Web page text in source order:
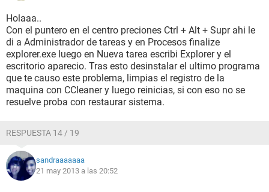
Holaaa..
Con el puntero en el centro preciones Ctrl + Alt + Supr ahi le
di a Administrador de tareas y en Procesos finalize
explorer.exe luego en Nueva tarea escribi Explorer y el
escritorio aparecio. Tras esto desinstalar el ultimo programa
que te causo este problema, limpias el registro de la
maquina con CCleaner y luego reinicias, si con eso no se
resuelve proba con restaurar sistema.
RESPUESTA 14 / 19
sandraaaaaaa
21 may 2013 a las 20:52